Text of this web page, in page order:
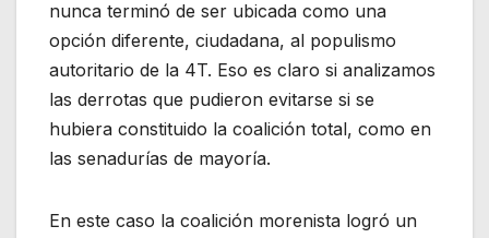
nunca terminó de ser ubicada como una
opción diferente, ciudadana, al populismo
autoritario de la 4T. Eso es claro si analizamos
las derrotas que pudieron evitarse si se
hubiera constituido la coalición total, como en
las senadurías de mayoría.
En este caso la coalición morenista logró un